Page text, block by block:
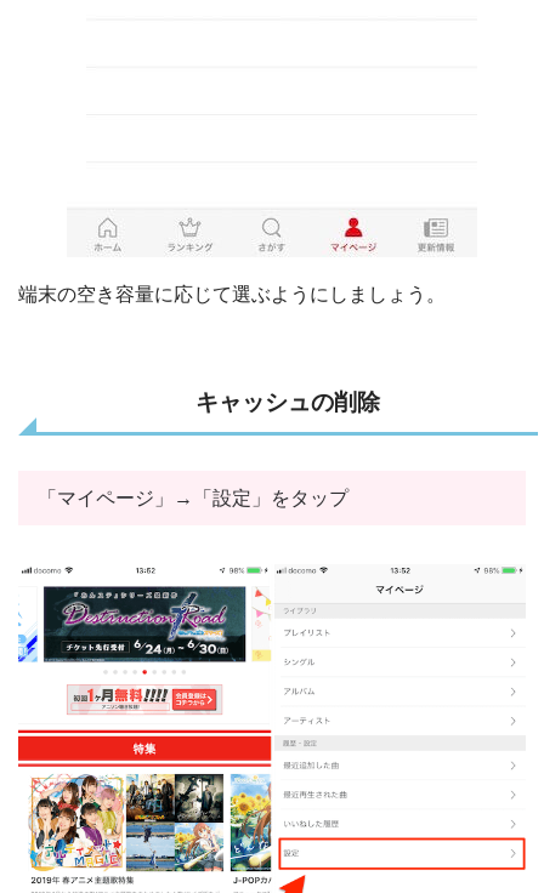
端末の空き容量に応じて選ぶようにしましょう。
キャッシュの削除
「マイページ」→「設定」をタップ